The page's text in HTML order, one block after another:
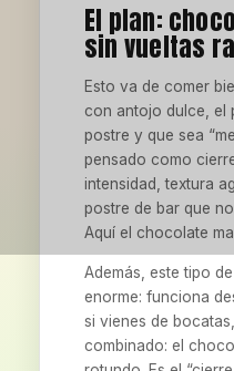
El plan:
sin vueltas
Esto va de comer
con antojo dulce, el
postre y que sea
pensado como
intensidad, textura
postre de bar que
Aquí el chocolate
Además, este tipo
enorme: funciona
si vienes de
combinado: el